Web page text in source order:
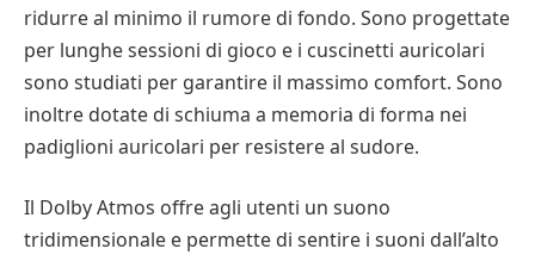
ridurre al minimo il rumore di fondo. Sono progettate
per lunghe sessioni di gioco e i cuscinetti auricolari
sono studiati per garantire il massimo comfort. Sono
inoltre dotate di schiuma a memoria di forma nei
padiglioni auricolari per resistere al sudore.
Il Dolby Atmos offre agli utenti un suono
tridimensionale e permette di sentire i suoni dall’alto